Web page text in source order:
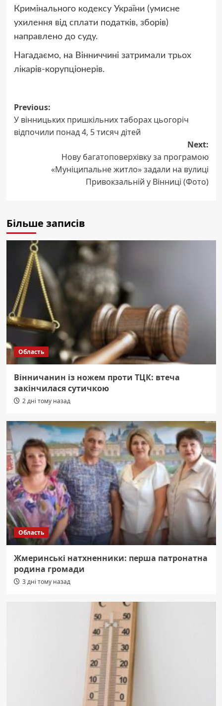
Кримінального кодексу України (умисне
ухилення від сплати податків, зборів)
направлено до суду.
Нагадаємо, на Вінниччині затримали трьох
лікарів-корупціонерів.
Post
navigation
Previous:
У вінницьких пришкільних таборах цьогоріч
відпочили понад 4, 5 тисяч дітей
Next:
Нову багатоповерхівку за програмою
«Муніципальне житло» задали на вулиці
Привокзальній у Вінниці (Фото)
Більше записів
Область
Вінничанин із ножем проти ТЦК: втеча
закінчилася сутичкою
2 дні тому назад
Область
Жмеринські натхненники: перша патронатна
родина громади
3 дні тому назад